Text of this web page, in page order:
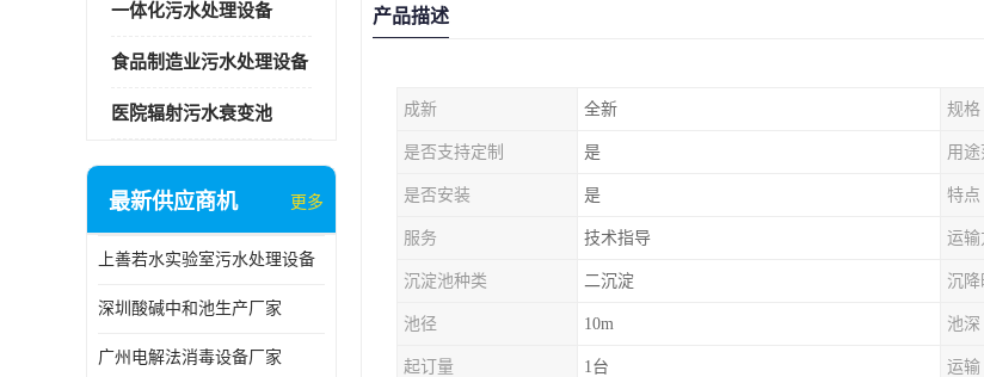
一体化污水处理设备
食品制造业污水处理设备
医院辐射污水衰变池
最新供应商机 更多
上善若水实验室污水处理设备
深圳酸碱中和池生产厂家
广州电解法消毒设备厂家
产品描述
成新 全新 规格
是否支持定制 是 用途
是否安装 是 特点
服务 技术指导 运输
沉淀池种类 二沉淀 沉降
池径 10m 池深
起订量 1台 运输